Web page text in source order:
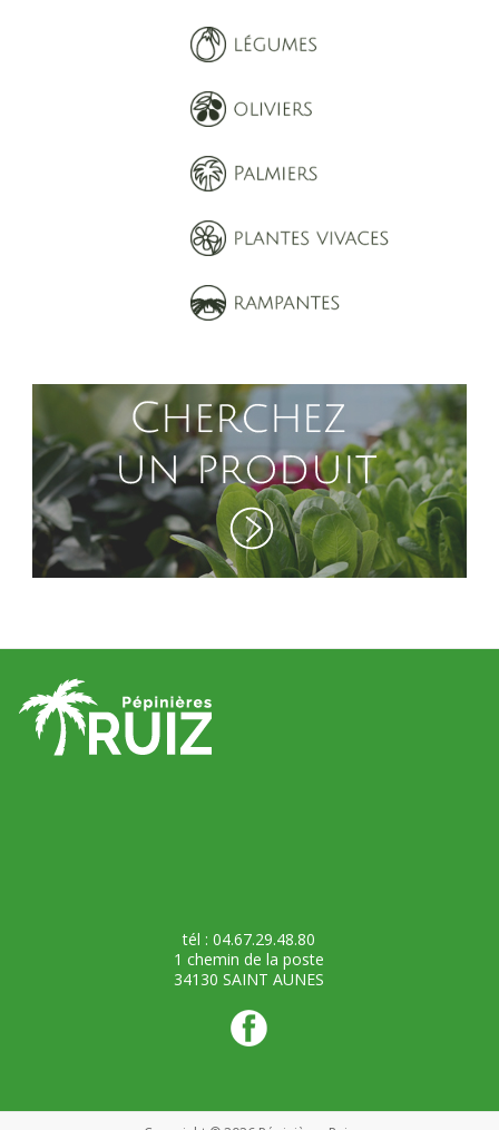
tél : 04.67.29.48.80
1 chemin de la poste
34130 SAINT AUNES